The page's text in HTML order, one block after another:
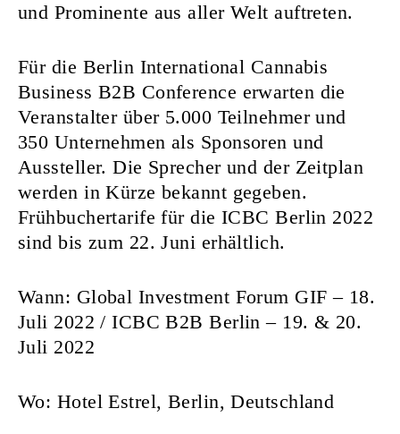
und Prominente aus aller Welt auftreten.
Für die Berlin International Cannabis
Business B2B Conference erwarten die
Veranstalter über 5.000 Teilnehmer und
350 Unternehmen als Sponsoren und
Aussteller. Die Sprecher und der Zeitplan
werden in Kürze bekannt gegeben.
Frühbuchertarife für die ICBC Berlin 2022
sind bis zum 22. Juni erhältlich.
Wann: Global Investment Forum GIF – 18.
Juli 2022 / ICBC B2B Berlin – 19. & 20.
Juli 2022
Wo: Hotel Estrel, Berlin, Deutschland